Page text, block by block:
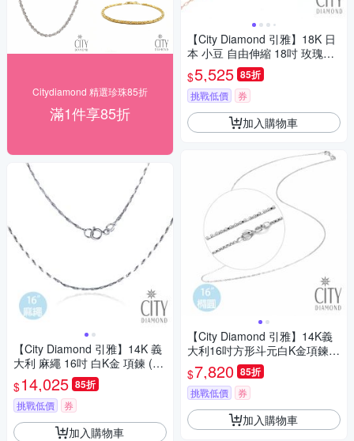
Citydiamond 精選珍珠85折
滿1件享85折
【City Diamond 引雅】14K 義
大利 麻繩 16吋 白K金 項鍊 (浮
光流影系列)
$14,025 85折
挑戰低價 券
加入購物車
【City Diamond 引雅】18K 日
本 小豆 自由伸縮 18吋 玫瑰金
項鍊 (東京Yuki表參道系列)
$5,525 85折
挑戰低價 券
加入購物車
【City Diamond 引雅】14K義
大利16吋方形斗元白K金項鍊
(浮光流影系列)
$7,820 85折
挑戰低價 券
加入購物車